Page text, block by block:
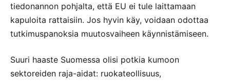
tiedonannon pohjalta, että EU ei tule laittamaan
kapuloita rattaisiin. Jos hyvin käy, voidaan odottaa
tutkimuspanoksia muutosvaiheen käynnistämiseen.
Suuri haaste Suomessa olisi potkia kumoon
sektoreiden raja-aidat: ruokateollisuus,